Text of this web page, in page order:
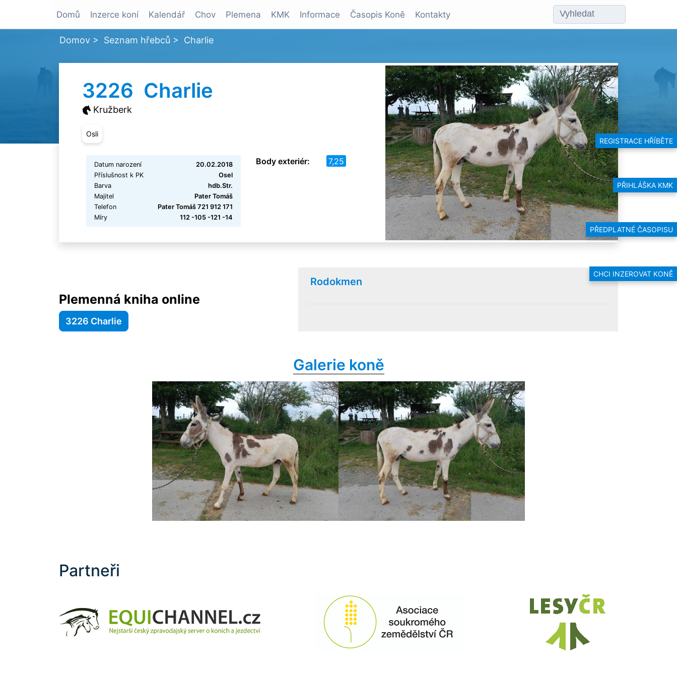
REGISTRACE HŘÍBĚTE
PŘIHLÁŠKA KMK
PŘEDPLATNÉ ČASOPISU
CHCI INZEROVAT KONĚ
Domů Inzerce koní Kalendář Chov Plemena KMK Informace Časopis Koně Kontakty
Domov > Seznam hřebců > Charlie
3226 Charlie
Kružberk
Osli
Datum narození
20.02.2018
Příslušnost k PK
Osel
Barva
hdb.Str.
Majitel
Pater Tomáš
Telefon
Pater Tomáš 721 912 171
Míry
112 -105 -121 -14
Body exteriér: 7,25
Plemenná kniha online
3226 Charlie
Rodokmen
Galerie koně
Partneři